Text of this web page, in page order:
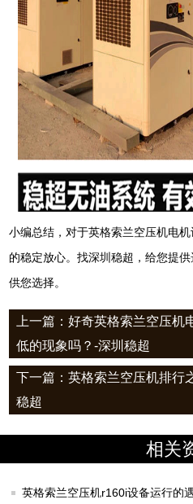
小编总结，对于英格索兰空压机电
的稳定放心。找深圳稳超，给您提
供您选择。
上一篇：好奇英格索兰空压机
低的现象吗？-深圳稳超
下一篇：英格索兰空压机排行
稳超
相关
英格索兰空压机r160i设备运行的